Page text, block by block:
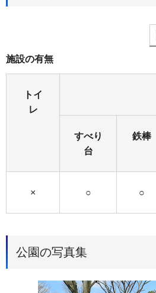
施設の有無
トイ
レ
すべり
台
鉄棒
× ○ ○
公園の写真集